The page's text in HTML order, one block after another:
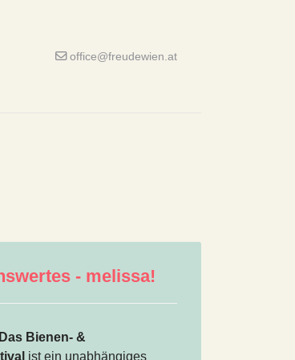
office@freudewien.at
- melissa!
Bienen- &
ist ein unabhängiges